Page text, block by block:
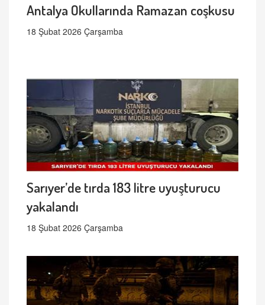
Antalya Okullarında Ramazan coşkusu
18 Şubat 2026 Çarşamba
Sarıyer’de tırda 183 litre uyuşturucu
yakalandı
18 Şubat 2026 Çarşamba